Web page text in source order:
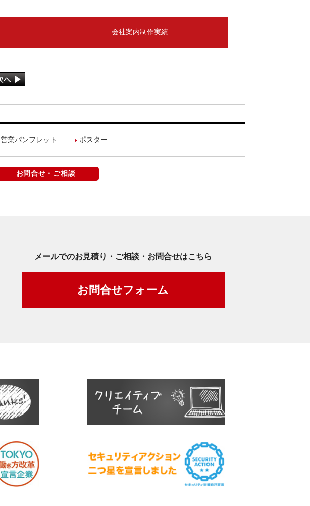
会社案内制作実績
営業パンフレット ポスター
お問合せ・ご相談
メールでのお見積り・ご相談・お問合せはこちら
お問合せフォーム